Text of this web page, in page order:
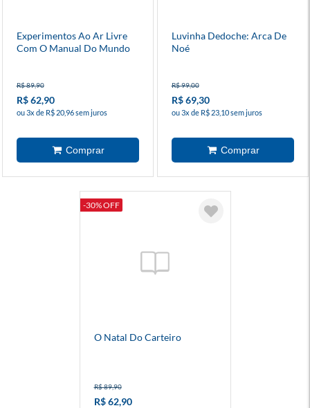
Experimentos Ao Ar Livre
Com O Manual Do Mundo
R$ 89,90
R$ 62,90
ou 3x de R$ 20,96 sem juros
Luvinha Dedoche: Arca De
Noé
R$ 99,00
R$ 69,30
ou 3x de R$ 23,10 sem juros
-30% OFF
O Natal Do Carteiro
R$ 89,90
R$ 62,90